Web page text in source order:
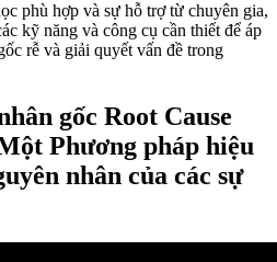
phù hợp và sự hỗ trợ từ chuyên gia,
kỹ năng và công cụ cần thiết để áp
rễ và giải quyết vấn đề trong
gốc Root Cause
Phương pháp hiệu
nhân của các sự